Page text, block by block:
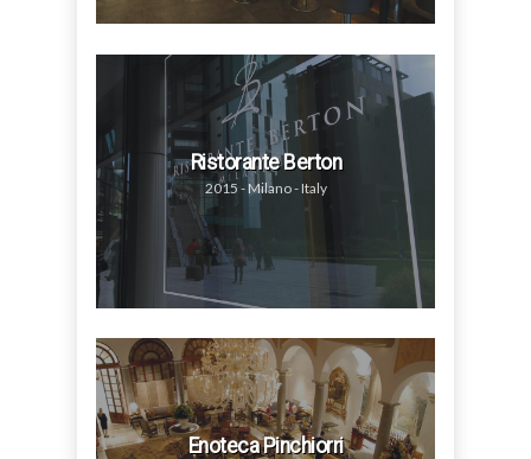
Ristorante Berton
2015 - Milano - Italy
Enoteca Pinchiorri